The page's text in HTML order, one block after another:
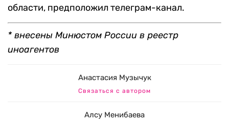
области, предположил телеграм-канал.
* внесены Минюстом России в реестр
иноагентов
Анастасия Музычук
Связаться с автором
Алсу Менибаева